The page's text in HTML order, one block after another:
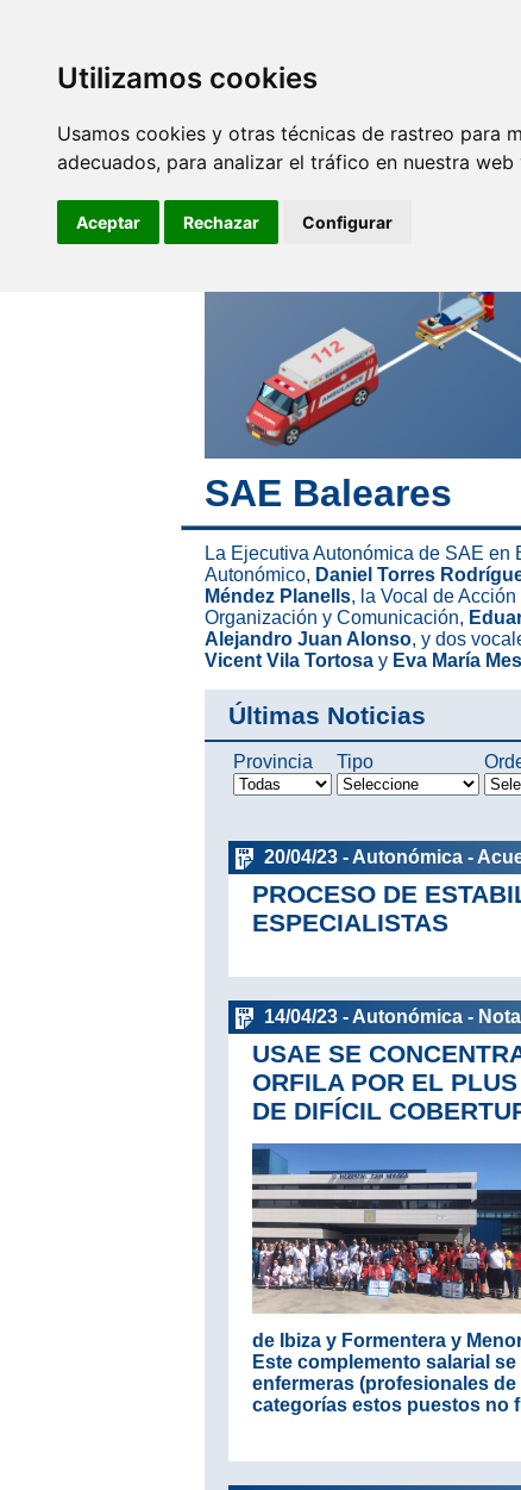
Utilizamos cookies
Usamos cookies y otras técnicas de rastreo para
adecuados, para analizar el tráfico en nuestra
Aceptar Rechazar Configurar
pondremos el nuestro y
mucho más
SAE Baleares
La Ejecutiva Autonómica de SAE
Autonómico, Daniel Torres
Méndez Planells, la Vocal de
Organización y Comunicación,
Alejandro Juan Alonso, y dos
Vicent Vila Tortosa y Eva María
Últimas Noticias
Provincia Tipo
20/04/23 - Autonómica -
PROCESO DE
ESPECIALISTAS
14/04/23 - Autonómica -
USAE SE
ORFILA POR EL
DE DIFÍCIL
de Ibiza y Formentera y
Este complemento salarial
enfermeras (profesionales
categorías estos puestos no